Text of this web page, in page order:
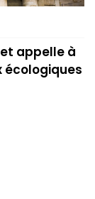
et appelle à
écologiques